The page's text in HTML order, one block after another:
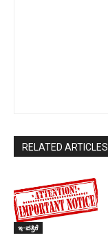
RELATED ARTICLES
ಇ-ಪತ್ರಿಕೆ